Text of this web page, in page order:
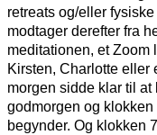
retreats og/eller
modtager derefter fra
meditationen, et Zoom
Kirsten, Charlotte eller
morgen sidde klar til
godmorgen og
begynder. Og klokken